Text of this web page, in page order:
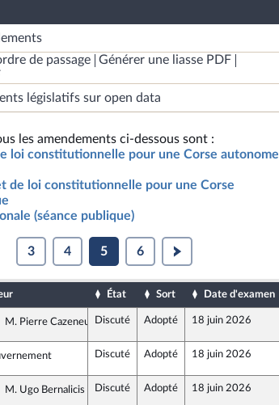
de passage
Générer une liasse PDF
législatifs sur open data
les amendements ci-dessous sont :
loi constitutionnelle pour une Corse autonome
de loi constitutionnelle pour une Corse
(séance publique)
3 4 5 6
État Sort Date d'examen
l'amendement n°115
pour la République
M. Pierre CazeneuveDiscuté Adopté 18 juin 2026
l'amendement n°115
Discuté Adopté 18 juin 2026
l'amendement n°115
France insoumise - Nouveau Front Populaire
M. Ugo Bernalicis Discuté Adopté 18 juin 2026